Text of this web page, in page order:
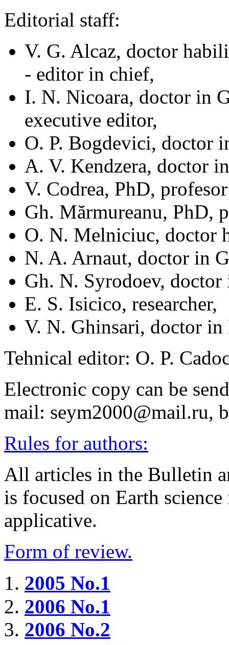
Editorial staff:
V. G. Alcaz, doctor
- editor in chief,
I. N. Nicoara, doctor in
executive editor,
O. P. Bogdevici, doctor
A. V. Kendzera, doctor
V. Codrea, PhD,
Gh. Mărmureanu, PhD,
O. N. Melniciuc, doctor
N. A. Arnaut, doctor in
Gh. N. Syrodoev,
E. S. Isicico, researcher,
V. N. Ghinsari, doctor in
Tehnical editor: O. P.
Electronic copy can be
mail: seym2000@mail.ru,
Rules for authors:
All articles in the Bulletin
is focused on Earth
applicative.
Form of review.
2005 No.1
2006 No.1
2006 No.2